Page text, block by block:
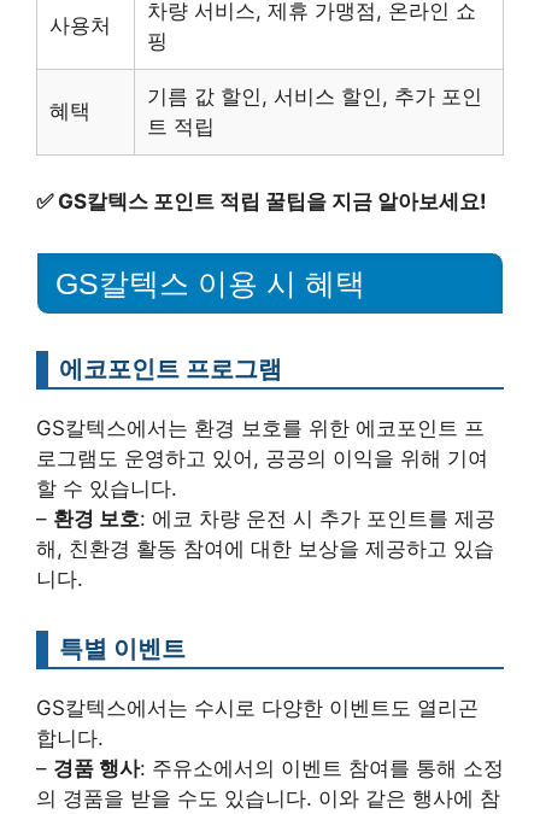
사용처
차량 서비스, 제휴 가맹점, 온라인 쇼
핑
혜택
기름 값 할인, 서비스 할인, 추가 포인
트 적립
✅ GS칼텍스 포인트 적립 꿀팁을 지금 알아보세요!
GS칼텍스 이용 시 혜택
에코포인트 프로그램
GS칼텍스에서는 환경 보호를 위한 에코포인트 프
로그램도 운영하고 있어, 공공의 이익을 위해 기여
할 수 있습니다.
– 환경 보호: 에코 차량 운전 시 추가 포인트를 제공
해, 친환경 활동 참여에 대한 보상을 제공하고 있습
니다.
특별 이벤트
GS칼텍스에서는 수시로 다양한 이벤트도 열리곤
합니다.
– 경품 행사: 주유소에서의 이벤트 참여를 통해 소정
의 경품을 받을 수도 있습니다. 이와 같은 행사에 참